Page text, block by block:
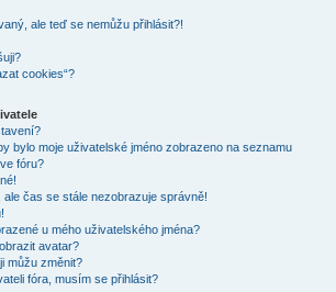
ale teď se nemůžu přihlásit?!
cookies“?
bylo moje uživatelské jméno zobrazeno na seznamu
fóru?
čas se stále nezobrazuje správně!
u mého uživatelského jména?
avatar?
můžu změnit?
fóra, musím se přihlásit?